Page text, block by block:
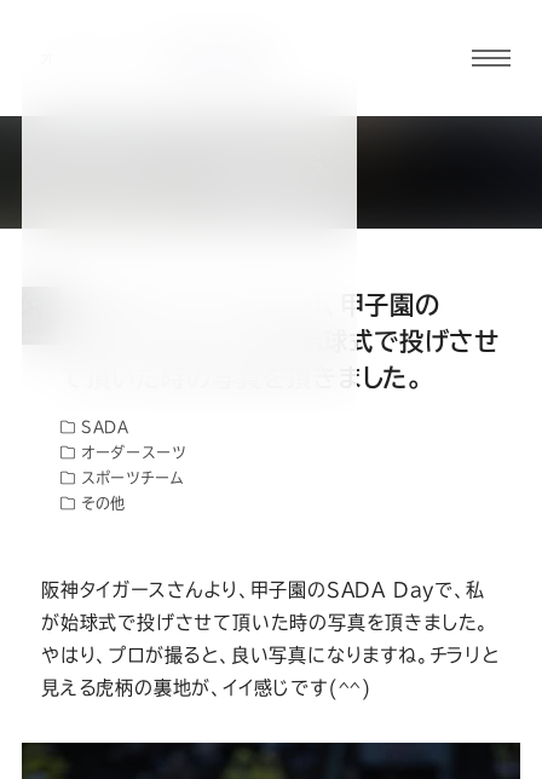
ー
ダ
ス
ー
ツ
ダ
ス
ー
ツ
ス
ー
ツ
ス
ー
ツ
オ
ス
ー
ツ
阪神タイガースさんより、甲子園の
SADA Dayで、私が始球式で投げさせ
て頂いた時の写真を頂きました。
SADA
オーダースーツ
スポーツチーム
その他
阪神タイガースさんより、甲子園のSADA Dayで、私
が始球式で投げさせて頂いた時の写真を頂きました。
やはり、プロが撮ると、良い写真になりますね。チラリと
見える虎柄の裏地が、イイ感じです(^^)